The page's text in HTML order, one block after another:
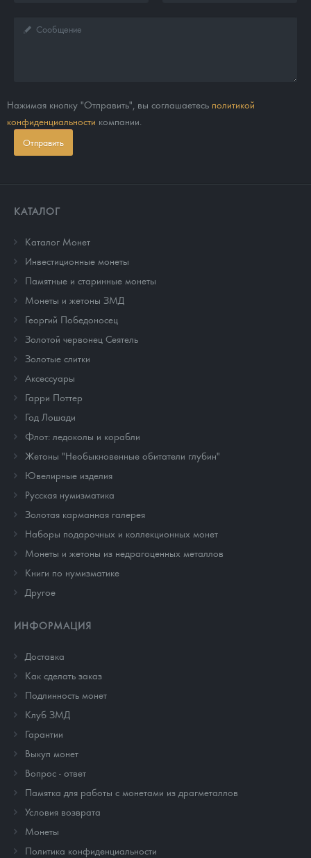
Нажимая кнопку "Отправить", вы соглашаетесь политикой
конфиденциальности компании.
Отправить
КАТАЛОГ
Каталог Монет
Инвестиционные монеты
Памятные и старинные монеты
Монеты и жетоны ЗМД
Георгий Победоносец
Золотой червонец Сеятель
Золотые слитки
Аксессуары
Гарри Поттер
Год Лошади
Флот: ледоколы и корабли
Жетоны "Необыкновенные обитатели глубин"
Ювелирные изделия
Русская нумизматика
Золотая карманная галерея
Наборы подарочных и коллекционных монет
Монеты и жетоны из недрагоценных металлов
Книги по нумизматике
Другое
ИНФОРМАЦИЯ
Доставка
Как сделать заказ
Подлинность монет
Клуб ЗМД
Гарантии
Выкуп монет
Вопрос - ответ
Памятка для работы с монетами из драгметаллов
Условия возврата
Монеты
Политика конфиденциальности